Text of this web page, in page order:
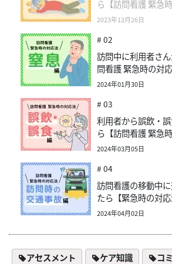
ら【訪問看護 緊急
2023年12月26日
# 02
訪問中に利用者さ
問看護 緊急時の対応
2024年01月30日
# 03
利用者から誤飲・
ら【訪問看護 緊急
2024年03月05日
# 04
訪問看護の移動中
たら【緊急時の対応
2024年04月02日
アセスメント ケア知識
コ